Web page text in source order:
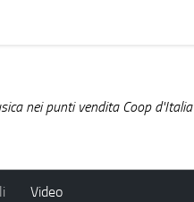
nei punti vendita Coop d'Italia
Video